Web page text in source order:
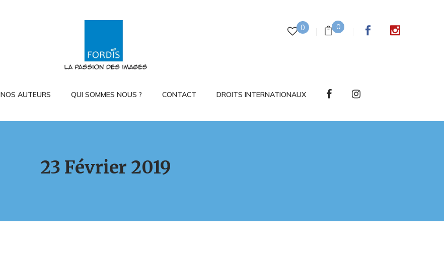
0 0
NOS AUTEURS QUI SOMMES NOUS ? CONTACT DROITS INTERNATIONAUX
23 Février 2019